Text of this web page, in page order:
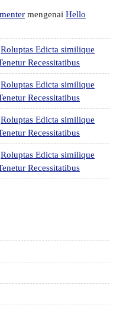
mengenai Hello
Roluptas Edicta similique
Recessitatibus
Roluptas Edicta similique
Recessitatibus
Roluptas Edicta similique
Recessitatibus
Roluptas Edicta similique
Recessitatibus